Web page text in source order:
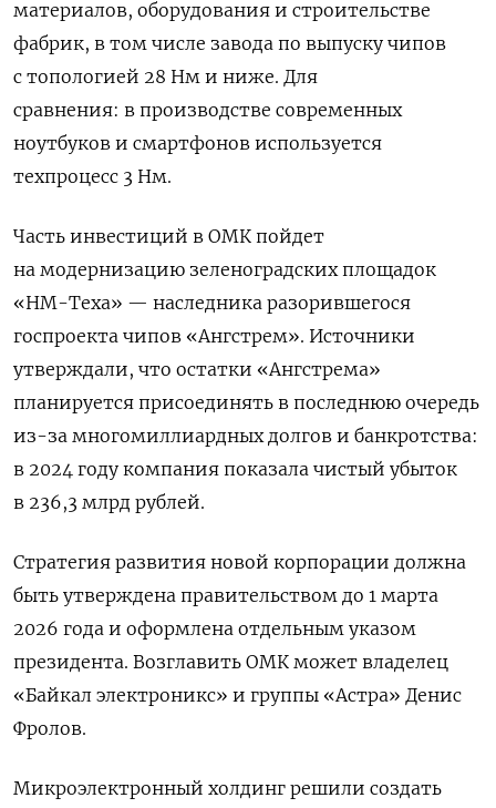
материалов, оборудования и строительстве
фабрик, в том числе завода по выпуску чипов
с топологией 28 Нм и ниже. Для
сравнения: в производстве современных
ноутбуков и смартфонов используется
техпроцесс 3 Нм.
Часть инвестиций в ОМК пойдет
на модернизацию зеленоградских площадок
«НМ-Теха» — наследника разорившегося
госпроекта чипов «Ангстрем». Источники
утверждали, что остатки «Ангстрема»
планируется присоединять в последнюю очередь
из-за многомиллиардных долгов и банкротства:
в 2024 году компания показала чистый убыток
в 236,3 млрд рублей.
Стратегия развития новой корпорации должна
быть утверждена правительством до 1 марта
2026 года и оформлена отдельным указом
президента. Возглавить ОМК может владелец
«Байкал электроникс» и группы «Астра» Денис
Фролов.
Микроэлектронный холдинг решили создать